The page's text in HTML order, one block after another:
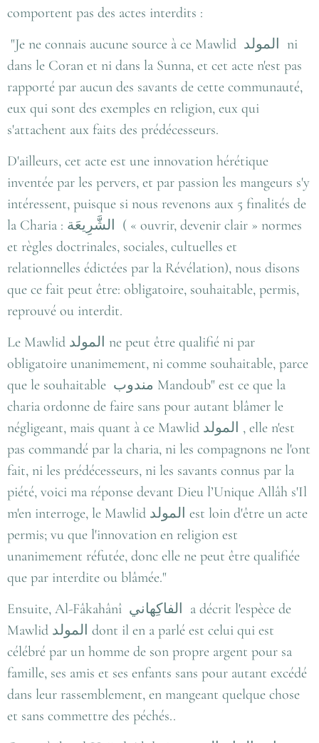
comportent pas des actes interdits :
"Je ne connais aucune source à ce Mawlid المولد
ni
dans le Coran et ni dans la Sunna, et cet acte n'est pas
rapporté par aucun des savants de cette communauté,
eux qui sont des exemples en religion, eux qui
s'attachent aux faits des prédécesseurs.
D'ailleurs, cet acte est une innovation hérétique
inventée par les pervers, et par passion les mangeurs s'y
intéressent, puisque si nous revenons aux 5 finalités de
la Charia : الشَّرِيعَة ( « ouvrir, devenir clair » normes
et règles doctrinales, sociales, cultuelles et
relationnelles édictées par la Révélation), nous disons
que ce fait peut être: obligatoire, souhaitable, permis,
reprouvé ou interdit.
Le Mawlid المولد ne peut être qualifié ni par
obligatoire unanimement, ni comme souhaitable, parce
que le souhaitable مندوب Mandoub" est ce que la
charia ordonne de faire sans pour autant blâmer le
négligeant, mais quant à ce Mawlid المولد , elle n'est
pas commandé par la charia, ni les compagnons ne l'ont
fait, ni les prédécesseurs, ni les savants connus par la
piété, voici ma réponse devant Dieu l’Unique Allâh s'Il
m'en interroge, le Mawlid المولد est loin d'être un acte
permis; vu que l'innovation en religion est
unanimement réfutée, donc elle ne peut être qualifiée
que par interdite ou blâmée."
Ensuite, Al-Fâkahânî الفاكِهاني
a décrit l'espèce de
Mawlid المولد dont il en a parlé est celui qui est
célébré par un homme de son propre argent pour sa
famille, ses amis et ses enfants sans pour autant excédé
dans leur rassemblement, en mangeant quelque chose
et sans commettre des péchés..